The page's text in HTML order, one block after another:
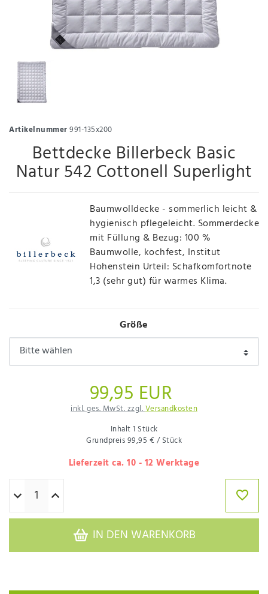
Artikelnummer991-135x200
Bettdecke Billerbeck Basic
Natur 542 Cottonell Superlight
Baumwolldecke - sommerlich leicht &
hygienisch pflegeleicht. Sommerdecke
mit Füllung & Bezug: 100 %
Baumwolle, kochfest, Institut
Hohenstein Urteil: Schafkomfortnote
1,3 (sehr gut) für warmes Klima.
Größe
99,95 EUR
inkl. ges. MwSt. zzgl.Versandkosten
Inhalt1 Stück
Grundpreis99,95 € / Stück
Lieferzeit ca. 10 - 12 Werktage
IN DEN WARENKORB